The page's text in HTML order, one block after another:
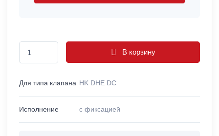
В корзину
Для типа клапана HK DHE DC
Исполнение с фиксацией